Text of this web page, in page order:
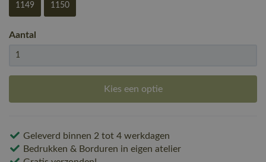
1149 1150
Aantal
Kies een optie
Geleverd binnen 2 tot 4 werkdagen
Bedrukken & Borduren in eigen atelier